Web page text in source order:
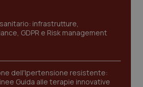
infrastrutture,
GDPR e Risk management
dell'Ipertensione resistente:
Guida alle terapie innovative